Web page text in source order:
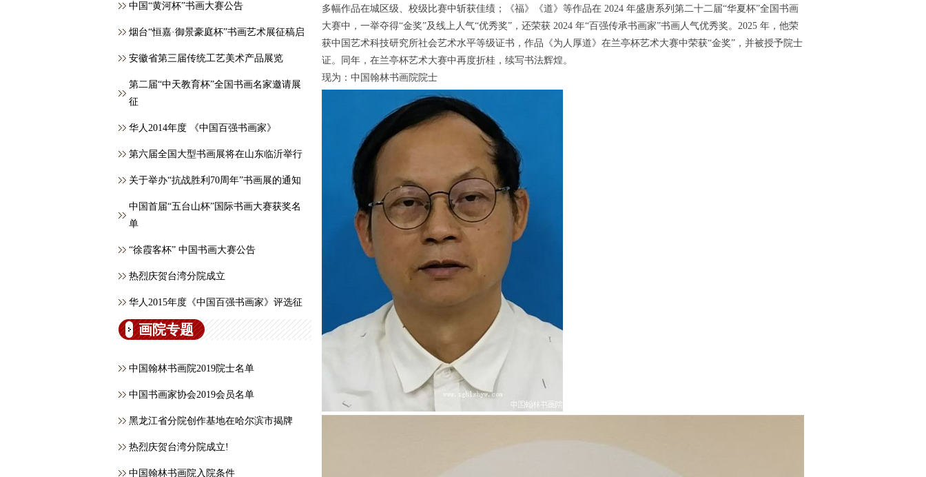
中国“黄河杯”书画大赛公告
烟台“恒嘉·御景豪庭杯”书画艺术展征稿启
安徽省第三届传统工艺美术产品展览
第二届“中天教育杯”全国书画名家邀请展
征
华人2014年度 《中国百强书画家》
第六届全国大型书画展将在山东临沂举行
关于举办“抗战胜利70周年”书画展的通知
中国首届“五台山杯”国际书画大赛获奖名
单
“徐霞客杯” 中国书画大赛公告
热烈庆贺台湾分院成立
华人2015年度《中国百强书画家》评选征
画院专题
中国翰林书画院2019院士名单
中国书画家协会2019会员名单
黑龙江省分院创作基地在哈尔滨市揭牌
热烈庆贺台湾分院成立!
中国翰林书画院入院条件
多幅作品在城区级、校级比赛中斩获佳绩；《福》《道》等作品在 2024 年盛唐系列第二十二届“华夏杯”全国书画
大赛中，一举夺得“金奖”及线上人气“优秀奖”，还荣获 2024 年“百强传承书画家”书画人气优秀奖。2025 年，他荣
获中国艺术科技研究所社会艺术水平等级证书，作品《为人厚道》在兰亭杯艺术大赛中荣获“金奖”，并被授予院士
证。同年，在兰亭杯艺术大赛中再度折桂，续写书法辉煌。
现为：中国翰林书画院院士